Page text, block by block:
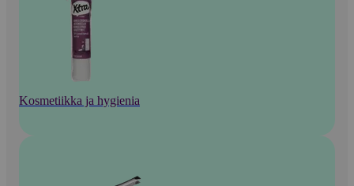
Kosmetiikka ja hygienia